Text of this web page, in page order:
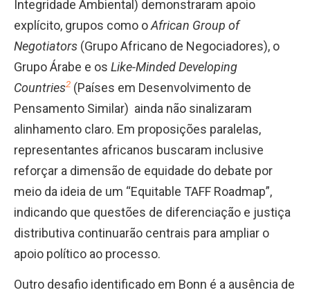
Integridade Ambiental) demonstraram apoio
explícito, grupos como oAfrican Group of
Negotiators (Grupo Africano de Negociadores), o
Grupo Árabe e os Like-Minded Developing
Countries2 (Países em Desenvolvimento de
Pensamento Similar) ainda não sinalizaram
alinhamento claro. Em proposições paralelas,
representantes africanos buscaram inclusive
reforçar a dimensão de equidade do debate por
meio da ideia de um “Equitable TAFF Roadmap”,
indicando que questões de diferenciação e justiça
distributiva continuarão centrais para ampliar o
apoio político ao processo.
Outro desafio identificado em Bonn é a ausência de